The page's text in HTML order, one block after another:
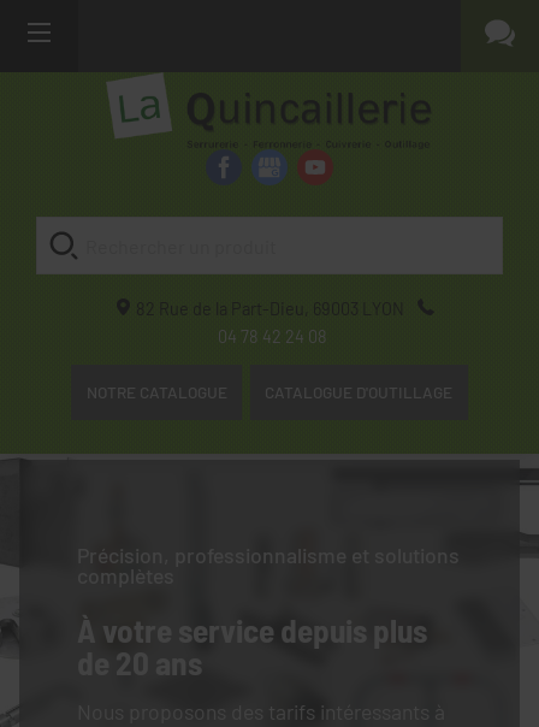
82 Rue de la Part-Dieu, 69003
LYON
04 78 42 24 08
NOTRE CATALOGUE CATALOGUE D'OUTILLAGE
Précision, professionnalisme et solutions
complètes
À votre service depuis plus
de 20 ans
Nous proposons des tarifs intéressants à